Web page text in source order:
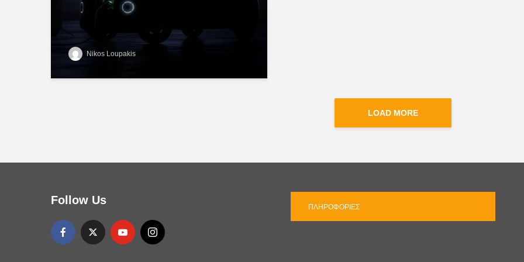
Nikos Loupakis
LOAD MORE
Follow Us
ΠΛΗΡΟΦΟΡΊΕΣ